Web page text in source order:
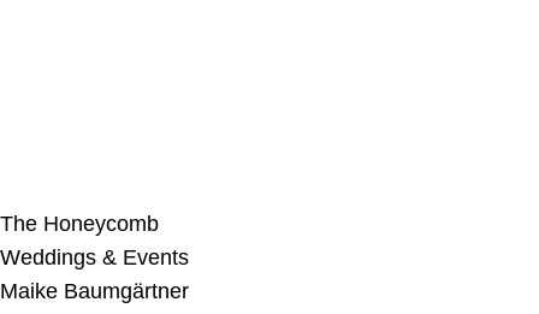
The Honeycomb
Weddings & Events
Maike Baumgärtner